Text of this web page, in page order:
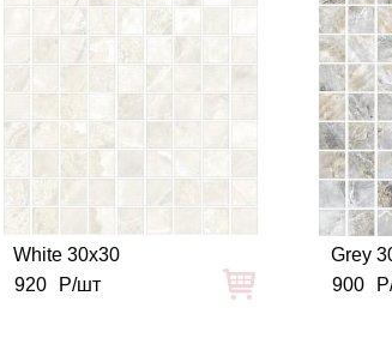
White 30x30
920
Р/шт
Grey
900